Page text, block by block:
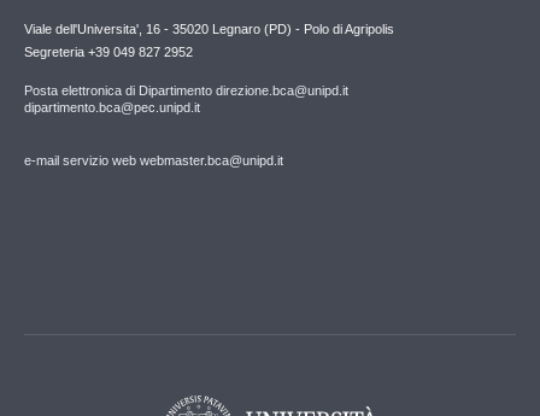
Viale dell'Universita', 16 - 35020 Legnaro (PD) - Polo di Agripolis
Segreteria +39 049 827 2952
Posta elettronica di Dipartimento direzione.bca@unipd.it
dipartimento.bca@pec.unipd.it
e-mail servizio web webmaster.bca@unipd.it